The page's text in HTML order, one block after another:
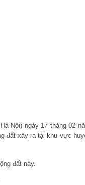
Nội) ngày 17 tháng 02
đất xảy ra tại khu vực
đất này.